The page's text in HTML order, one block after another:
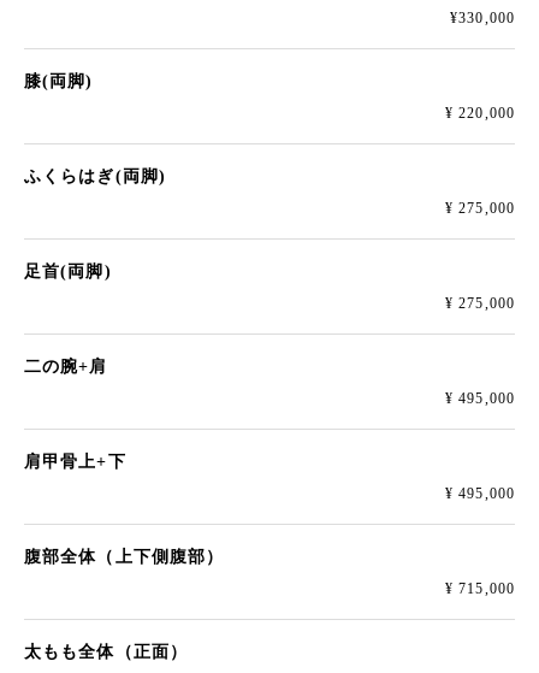
¥330,000
膝(両脚)
¥ 220,000
ふくらはぎ(両脚)
¥ 275,000
足首(両脚)
¥ 275,000
二の腕+肩
¥ 495,000
肩甲骨上+下
¥ 495,000
腹部全体（上下側腹部）
¥ 715,000
太もも全体（正面）